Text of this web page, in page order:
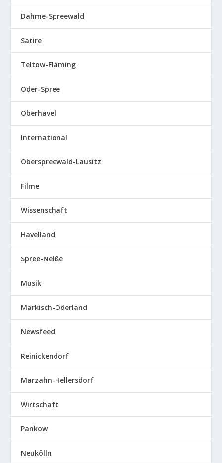
Dahme-Spreewald
Satire
Teltow-Fläming
Oder-Spree
Oberhavel
International
Oberspreewald-Lausitz
Filme
Wissenschaft
Havelland
Spree-Neiße
Musik
Märkisch-Oderland
Newsfeed
Reinickendorf
Marzahn-Hellersdorf
Wirtschaft
Pankow
Neukölln